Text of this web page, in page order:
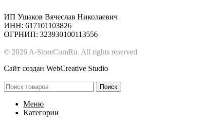
ИП Ушаков Вячеслав Николаевич
ИНН: 617101103826
ОГРНИП: 323930100113556
© 2026 A-StoreComRu. All rights reserved
Сайт создан WebCreative Studio
Поиск
Меню
Категории